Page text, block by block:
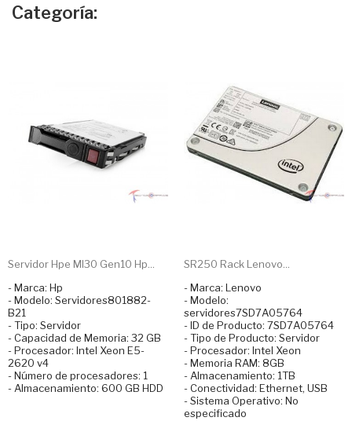
Categoría:
Servidor Hpe Ml30 Gen10 Hp...
- Marca: Hp
- Modelo: Servidores801882-
B21
- Tipo: Servidor
- Capacidad de Memoria: 32 GB
- Procesador: Intel Xeon E5-
2620 v4
- Número de procesadores: 1
- Almacenamiento: 600 GB HDD
SR250 Rack Lenovo...
- Marca: Lenovo
- Modelo:
servidores7SD7A05764
- ID de Producto: 7SD7A05764
- Tipo de Producto: Servidor
- Procesador: Intel Xeon
- Memoria RAM: 8GB
- Almacenamiento: 1TB
- Conectividad: Ethernet, USB
- Sistema Operativo: No
especificado